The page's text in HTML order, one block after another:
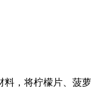
，将柠檬片、菠